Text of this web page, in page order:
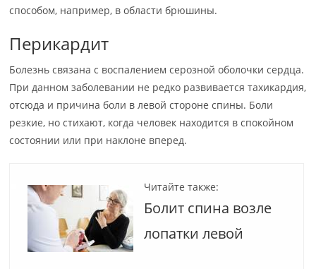
способом, например, в области брюшины.
Перикардит
Болезнь связана с воспалением серозной оболочки сердца.
При данном заболевании не редко развивается тахикардия,
отсюда и причина боли в левой стороне спины. Боли
резкие, но стихают, когда человек находится в спокойном
состоянии или при наклоне вперед.
Читайте также:
Болит спина возле
лопатки левой